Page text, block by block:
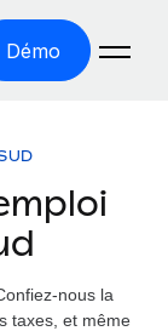
Démo
nous la
taxes, et même